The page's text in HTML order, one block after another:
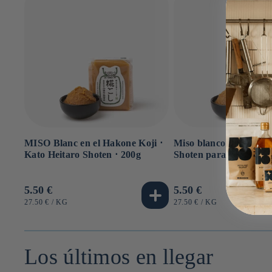
MISO Blanc en el Hakone Koji ⋅
Kato Heitaro Shoten ⋅ 200g
Precio
habitual
5.50 €
PRECIO
27.50 € / POR
KG
Miso blanco ⋅ Kato
Shoten para iRASSHAi
Precio
habitual
5.50 €
PRECIO
27.50 € / POR
KG
Los últimos en llegar